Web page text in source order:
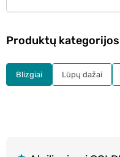
Produktų kategorijos
Blizgiai Lūpų dažai